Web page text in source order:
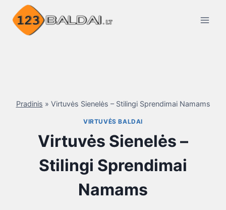
content
Pradinis » Virtuvės Sienelės – Stilingi Sprendimai Namams
VIRTUVĖS BALDAI
Virtuvės Sienelės –
Stilingi Sprendimai
Namams